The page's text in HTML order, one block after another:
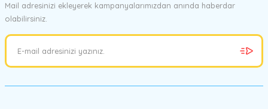
Ürün fiyatı diğer sitelerden daha pahalı.
Mail adresinizi ekleyerek kampanyalarımızdan anında haberdar
olabilirsiniz.